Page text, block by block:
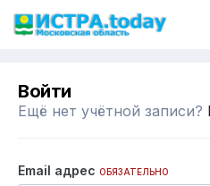
Войти
Ещё нет учётной записи?
Email адрес ОБЯЗАТЕЛЬНО